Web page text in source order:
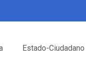
Estado-Ciudadano